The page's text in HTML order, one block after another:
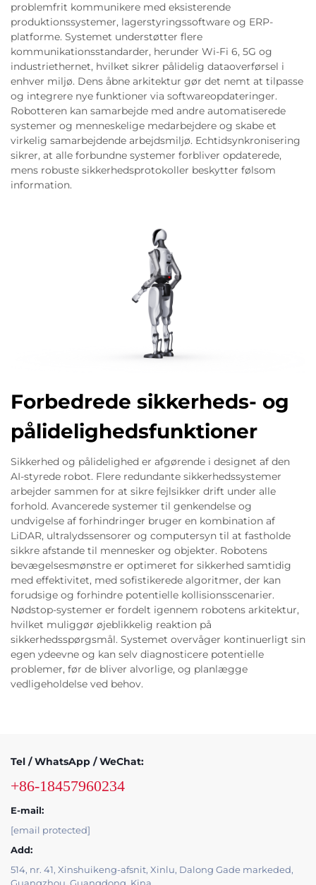
problemfrit kommunikere med eksisterende
produktionssystemer, lagerstyringssoftware og ERP-
platforme. Systemet understøtter flere
kommunikationsstandarder, herunder Wi-Fi 6, 5G og
industriethernet, hvilket sikrer pålidelig dataoverførsel i
enhver miljø. Dens åbne arkitektur gør det nemt at tilpasse
og integrere nye funktioner via softwareopdateringer.
Robotteren kan samarbejde med andre automatiserede
systemer og menneskelige medarbejdere og skabe et
virkelig samarbejdende arbejdsmiljø. Echtidsynkronisering
sikrer, at alle forbundne systemer forbliver opdaterede,
mens robuste sikkerhedsprotokoller beskytter følsom
information.
Forbedrede sikkerheds- og
pålidelighedsfunktioner
Sikkerhed og pålidelighed er afgørende i designet af den
AI-styrede robot. Flere redundante sikkerhedssystemer
arbejder sammen for at sikre fejlsikker drift under alle
forhold. Avancerede systemer til genkendelse og
undvigelse af forhindringer bruger en kombination af
LiDAR, ultralydssensorer og computersyn til at fastholde
sikkre afstande til mennesker og objekter. Robotens
bevægelsesmønstre er optimeret for sikkerhed samtidig
med effektivitet, med sofistikerede algoritmer, der kan
forudsige og forhindre potentielle kollisionsscenarier.
Nødstop-systemer er fordelt igennem robotens arkitektur,
hvilket muliggør øjeblikkelig reaktion på
sikkerhedsspørgsmål. Systemet overvåger kontinuerligt sin
egen ydeevne og kan selv diagnosticere potentielle
problemer, før de bliver alvorlige, og planlægge
vedligeholdelse ved behov.
Tel / WhatsApp / WeChat:
+86-18457960234
E-mail:
[email protected]
Add:
514, nr. 41, Xinshuikeng-afsnit, Xinlu, Dalong Gade markeded,